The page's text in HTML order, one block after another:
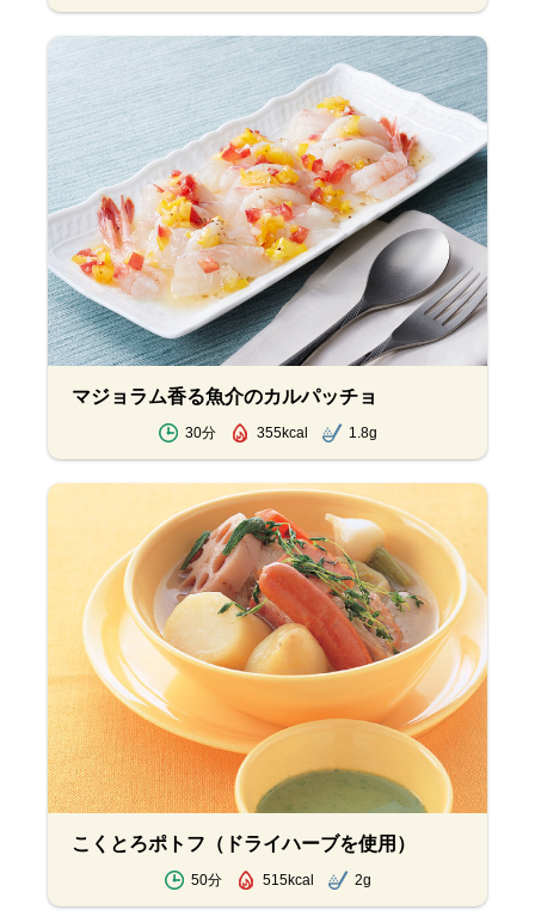
マジョラム香る魚介のカルパッチョ
30分 355kcal 1.8g
こくとろポトフ（ドライハーブを使用）
50分 515kcal 2g